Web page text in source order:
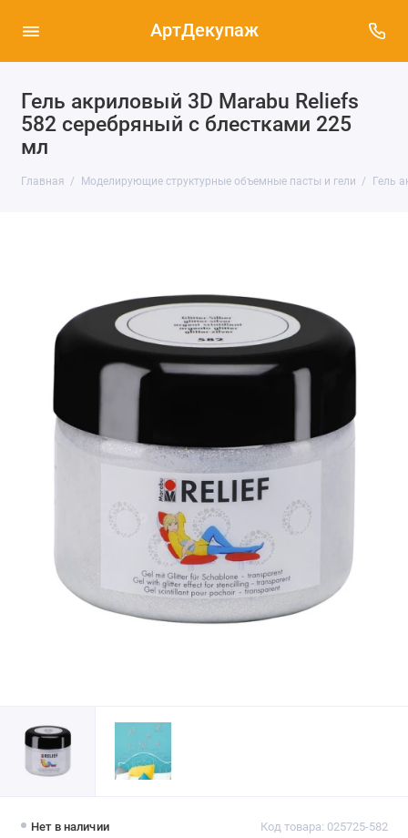
АртДекупаж
Гель акриловый 3D Marabu Reliefs
582 серебряный с блестками 225
мл
Главная Моделирующие структурные объемные пасты и гели Гель
Нет в наличии Код товара: 025725-582